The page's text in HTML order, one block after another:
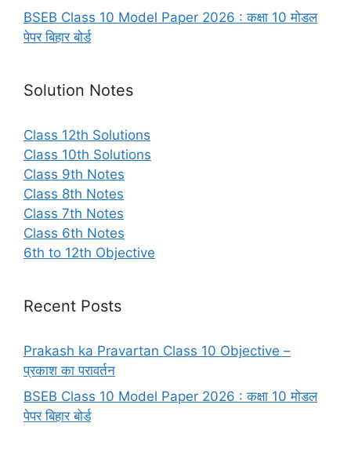
BSEB Class 10 Model Paper 2026 : कक्षा 10 मोडल
पेपर बिहार बोर्ड
Solution Notes
Class 12th Solutions
Class 10th Solutions
Class 9th Notes
Class 8th Notes
Class 7th Notes
Class 6th Notes
6th to 12th Objective
Recent Posts
Prakash ka Pravartan Class 10 Objective –
प्रकाश का परावर्तन
BSEB Class 10 Model Paper 2026 : कक्षा 10 मोडल
पेपर बिहार बोर्ड